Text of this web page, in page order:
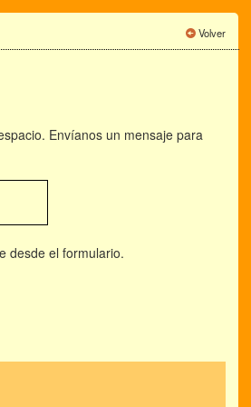
Volver
Envíanos un mensaje para
desde el formulario.